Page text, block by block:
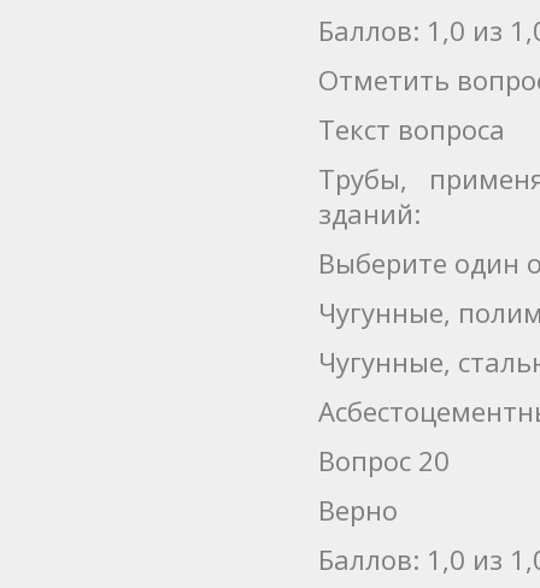
Баллов: 1,0 из
Отметить
Текст вопроса
Трубы,
зданий:
Выберите один
Чугунные,
Чугунные,
Вопрос 20
Верно
Баллов: 1,0 из